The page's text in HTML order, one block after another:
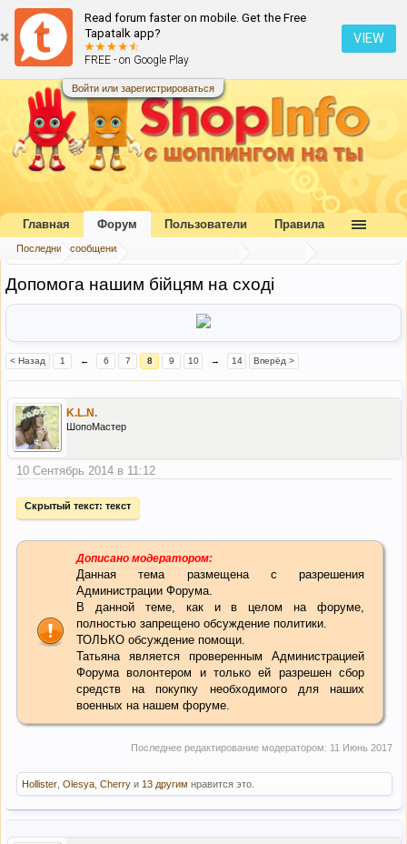
Read forum faster on mobile. Get the Free
Tapatalk app?
FREE - on Google Play
VIEW
Войти или зарегистрироваться
Главная Форум
Допомога нашим бійцям на сході
< Назад 1 ← 6 7 8 9 10 → 14 Вперёд >
K.L.N.
ШопоМастер
10 Сентябрь 2014 в 11:12
Скрытый текст: текст
Дописано модератором:
Данная тема размещена с разрешения
Администрации Форума.
В данной теме, как и в целом на форуме,
полностью запрещено обсуждение политики.
ТОЛЬКО обсуждение помощи.
Татьяна является проверенным Администрацией
Форума волонтером и только ей разрешен сбор
средств на покупку необходимого для наших
военных на нашем форуме.
Последнее редактирование модератором: 11 Июнь 2017
Hollister Olesya Cherry и 13 другим нравится это.
Главная Форум
Последние сообщения
Пользователи Правила